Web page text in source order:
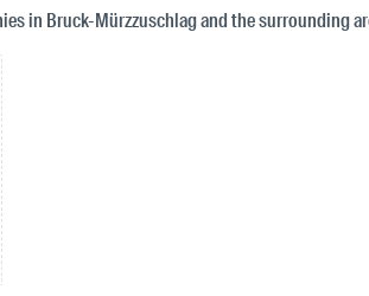
in Bruck-Mürzzuschlag and the surrounding